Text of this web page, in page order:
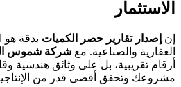
الاستثمار
إن إصدار تقارير حصر الكميات بدقة هو
العقارية والصناعية. مع شركة شموس
أرقام تقريبية، بل على وثائق هندسية
مشروعك وتحقق أقصى قدر من